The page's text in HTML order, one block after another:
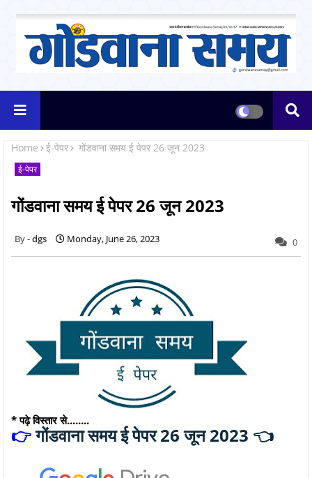
Home ई-पेपर गोंडवाना समय ई पेपर 26 जून 2023
ई-पेपर
गोंडवाना समय ई पेपर 26 जून 2023
dgs Monday, June 26, 2023 0
* पढ़े विस्तार से........
👉गोंडवाना समय ई पेपर 26 जून 2023 👈